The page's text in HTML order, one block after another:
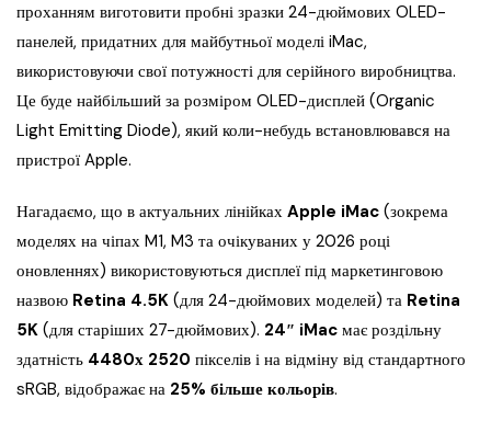
проханням виготовити пробні зразки 24-дюймових OLED-
панелей, придатних для майбутньої моделі iMac,
використовуючи свої потужності для серійного виробництва.
Це буде найбільший за розміром OLED-дисплей (Organic
Light Emitting Diode), який коли-небудь встановлювався на
пристрої Apple.
Нагадаємо, що в актуальних лінійках Apple iMac (зокрема
моделях на чіпах M1, M3 та очікуваних у 2026 році
оновленнях) використовуються дисплеї під маркетинговою
назвою Retina 4.5K (для 24-дюймових моделей) та Retina
5K (для старіших 27-дюймових). 24″ iMac має роздільну
здатність 4480х 2520 пікселів і на відміну від стандартного
sRGB, відображає на 25% більше кольорів.